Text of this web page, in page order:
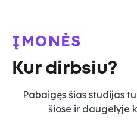
ĮMONĖS
Kur dirbsiu?
Pabaigęs šias studijas
šiose ir daugelyje